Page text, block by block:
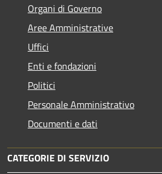
Organi di Governo
Aree Amministrative
Uffici
Enti e fondazioni
Politici
Personale Amministrativo
Documenti e dati
CATEGORIE DI SERVIZIO